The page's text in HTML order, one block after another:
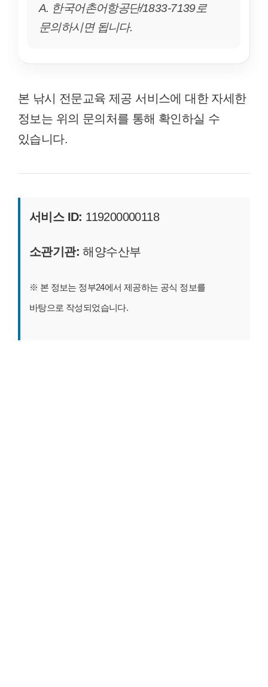
A. 한국어촌어항공단/1833-7139로
문의하시면 됩니다.
본 낚시 전문교육 제공 서비스에 대한 자세한
정보는 위의 문의처를 통해 확인하실 수
있습니다.
서비스 ID: 119200000118
소관기관: 해양수산부
※ 본 정보는 정부24에서 제공하는 공식 정보를
바탕으로 작성되었습니다.